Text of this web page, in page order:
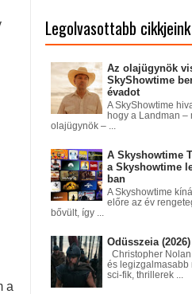
tovább?
egy Netflix‑fantasy
égett
a
Legolvasottabb cikkjeink
Az olajügynök
SkyShowtime
évadot
A SkyShowtime
hogy a Landman –
olajügynök – ...
A Skyshowtime
a Skyshowtime
ban
A Skyshowtime
előre az év
bővült, így ...
Odüsszeia
Christopher
és legizgalmasabb
sci-fik, thrillerek ...